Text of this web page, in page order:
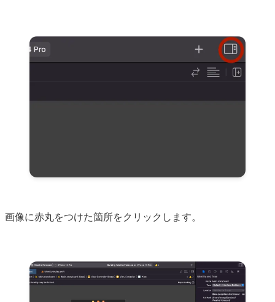
画像に赤丸をつけた箇所をクリックします。